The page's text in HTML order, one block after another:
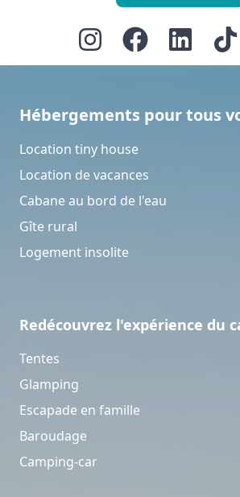
Hébergements pour tous
Location tiny house
Location de vacances
Cabane au bord de l'eau
Gîte rural
Logement insolite
Redécouvrez l'expérience du
Tentes
Glamping
Escapade en famille
Baroudage
Camping-car